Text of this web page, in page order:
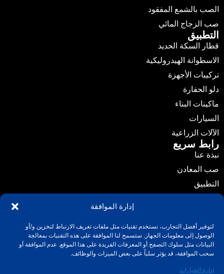
إدارة الموافقة
لتوفير أفضل التجارب، نستخدم تقنيات مثل ملفات تعريف الارتباط لتخزين و/أو
الوصول إلى معلومات الجهاز. ستسمح لنا الموافقة على هذه التقنيات بمعالجة
البيانات مثل سلوك التصفح أو المعرفات الفريدة على هذا الموقع. عدم الموافقة أو
سحب الموافقة، قد يؤثر سلباً على بعض الميزات والوظائف.
إدارة الخيارات
الصب بالشمع المفقود
صب الزجاج المائي
التطبيق
قطار السكة الحديد
الاسطوانة الهيدروليكية
تركيبات الأجهزة
دلو الحفارة
ماكينات البناء
السيارات
الآلات الزراعية
رابط سريع
نبذة عنا
صب المعادن
التطبيق
اتصل بنا
اتصل بنا
info@fuchuncasting.com
0086-574-89017169